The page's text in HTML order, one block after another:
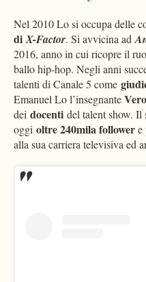
Nel 2010 Lo si occupa delle
di X-Factor. Si avvicina ad
2016, anno in cui ricopre il
ballo hip-hop. Negli anni
talenti di Canale 5 come
Emanuel Lo l’insegnante
dei docenti del talent show. Il
oggi oltre 240mila followere
alla sua carriera televisiva ed